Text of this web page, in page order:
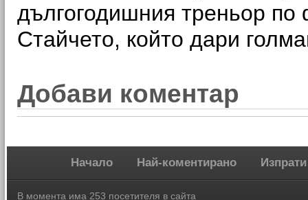
дългогодишния треньор по
Стайчето, който дари
Добави коментар
Начало Най-коментирано
В момента има 253 посетителя в сайта